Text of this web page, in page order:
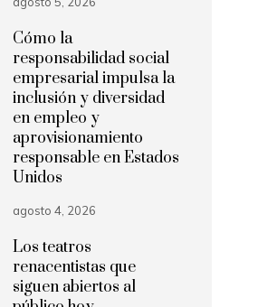
Cómo la
responsabilidad social
empresarial impulsa la
inclusión y diversidad
en empleo y
aprovisionamiento
responsable en Estados
Unidos
agosto 4, 2026
Los teatros
renacentistas que
siguen abiertos al